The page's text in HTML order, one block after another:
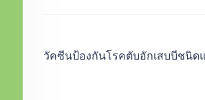
วัคซีนป้องกันโรคตับอักเสบบีชนิด